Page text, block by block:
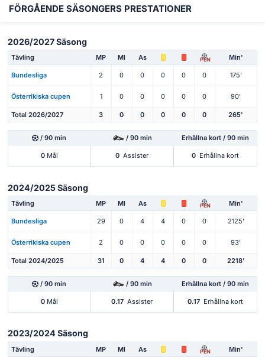
FÖRGÅENDE SÄSONGERS PRESTATIONER
2026/2027 Säsong
Tävling MP Ml As PEN Min'
Bundesliga 2 0 0 0 0 0 175'
Österrikiska cupen 1 0 0 0 0 0 90'
Total 2026/2027 3 0 0 0 0 0 265'
/ 90 min / 90 min Erhållna kort / 90 min
0Mål 0 Assister 0 Erhållna kort
2024/2025 Säsong
Tävling MP Ml As PEN Min'
Bundesliga 29 0 4 4 0 0 2125'
Österrikiska cupen 2 0 0 0 0 0 93'
Total 2024/2025 31 0 4 4 0 0 2218'
/ 90 min / 90 min Erhållna kort / 90 min
0Mål 0.17 Assister 0.17 Erhållna kort
2023/2024 Säsong
Tävling MP Ml As PEN Min'